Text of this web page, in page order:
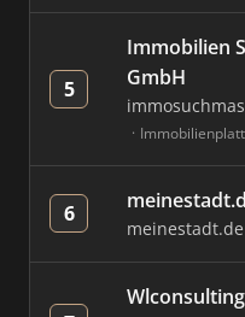
5
Immobilien
GmbH
6
meinestadt.de
Wlconsulting